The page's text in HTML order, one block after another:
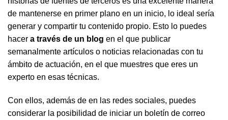
de mantenerse en primer plano en un inicio, lo ideal sería
generar y compartir tu contenido propio. Esto lo puedes
hacer a través de un blog en el que publicar
semanalmente artículos o noticias relacionadas con tu
ámbito de actuación, en el que muestres que eres un
experto en esas técnicas.
Con ellos, además de en las redes sociales, puedes
considerar la posibilidad de iniciar un boletín de correo